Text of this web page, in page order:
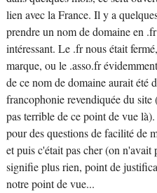
lien avec la France. Il y a
prendre un nom de domaine en
intéressant. Le .fr nous était
marque, ou le .asso.fr
de ce nom de domaine aurait été
francophonie revendiquée du
pas terrible de ce point de vue
pour des questions de facilité de
et puis c'était pas cher (on
signifie plus rien, point de
notre point de vue...